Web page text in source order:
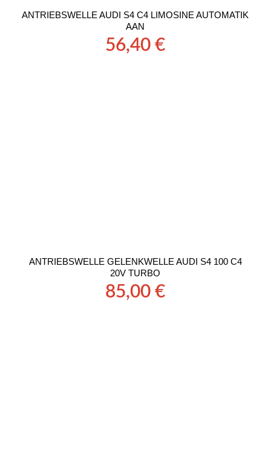
ANTRIEBSWELLE AUDI S4 C4 LIMOSINE AUTOMATIK
AAN
56,40€
ANTRIEBSWELLE GELENKWELLE AUDI S4 100 C4
20V TURBO
85,00€